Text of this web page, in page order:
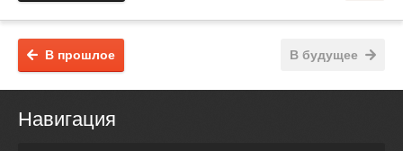
В будущее
В прошлое
Навигация